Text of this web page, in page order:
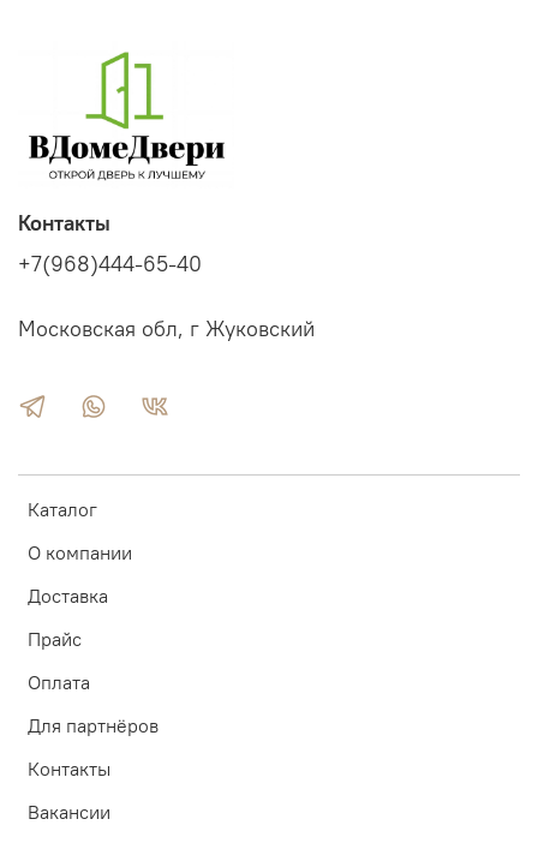
Каталог
О компании
Доставка
Прайс
Оплата
Для партнёров
Контакты
Вакансии
Контакты
+7(968)444-65-40
Московская обл, г Жуковский